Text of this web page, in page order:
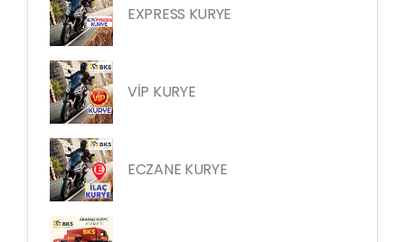
EXPRESS KURYE
VİP KURYE
ECZANE KURYE